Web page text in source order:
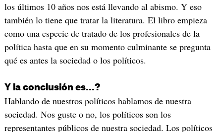
los últimos 10 años nos está llevando al abismo. Y eso
también lo tiene que tratar la literatura. El libro empieza
como una especie de tratado de los profesionales de la
política hasta que en su momento culminante se pregunta
qué es antes la sociedad o los políticos.
Y la conclusión es...?
Hablando de nuestros políticos hablamos de nuestra
sociedad. Nos guste o no, los políticos son los
representantes públicos de nuestra sociedad. Los políticos